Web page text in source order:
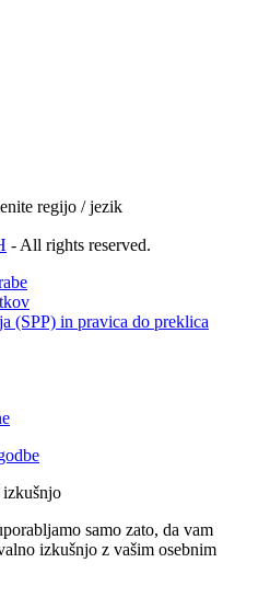
regijo / jezik
- All rights reserved.
(SPP) in pravica do preklica
samo zato, da vam
izkušnjo z vašim osebnim